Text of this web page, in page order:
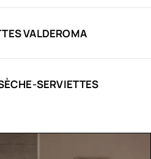
VALDEROMA
SERVIETTES